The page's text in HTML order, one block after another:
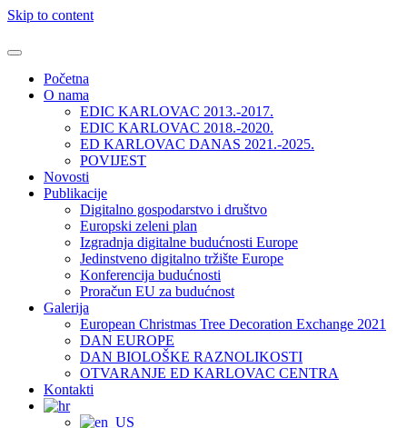
Skip to content
Početna
O nama
EDIC KARLOVAC 2013.-2017.
EDIC KARLOVAC 2018.-2020.
ED KARLOVAC DANAS 2021.-2025.
POVIJEST
Novosti
Publikacije
Digitalno gospodarstvo i društvo
Europski zeleni plan
Izgradnja digitalne budućnosti Europe
Jedinstveno digitalno tržište Europe
Konferencija budućnosti
Proračun EU za budućnost
Galerija
European Christmas Tree Decoration Exchange 2021
DAN EUROPE
DAN BIOLOŠKE RAZNOLIKOSTI
OTVARANJE ED KARLOVAC CENTRA
Kontakti